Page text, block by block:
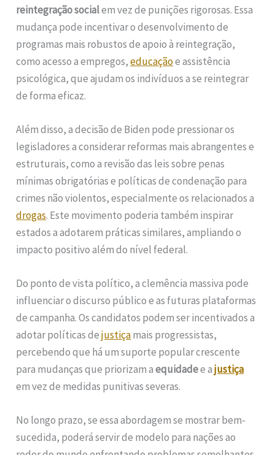
reintegração socialem vez de punições rigorosas. Essa
mudança pode incentivar o desenvolvimento de
programas mais robustos de apoio à reintegração,
como acesso a empregos,educaçãoe assistência
psicológica, que ajudam os indivíduos a se reintegrar
de forma eficaz.
Além disso, a decisão de Biden pode pressionar os
legisladores a considerar reformas mais abrangentes e
estruturais, como a revisão das leis sobre penas
mínimas obrigatórias e políticas de condenação para
crimes não violentos, especialmente os relacionados a
drogas. Este movimento poderia também inspirar
estados a adotarem práticas similares, ampliando o
impacto positivo além do nível federal.
Do ponto de vista político, a clemência massiva pode
influenciar o discurso público e as futuras plataformas
de campanha. Os candidatos podem ser incentivados a
adotar políticas dejustiçamais progressistas,
percebendo que há um suporte popular crescente
para mudanças que priorizam aequidadee ajustiça
em vez de medidas punitivas severas.
No longo prazo, se essa abordagem se mostrar bem-
sucedida, poderá servir de modelo para nações ao